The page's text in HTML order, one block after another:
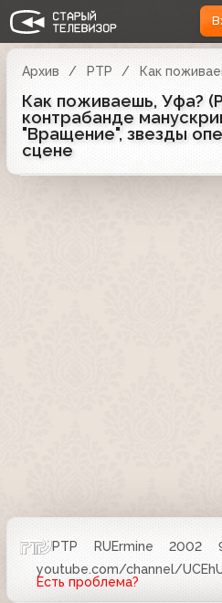
Архив РТР Как
Как поживаешь, Уфа?
контрабанде
"Вращение", звезды
сцене
РТР RUErmine 2002
youtube.com/channel/
Есть проблема?